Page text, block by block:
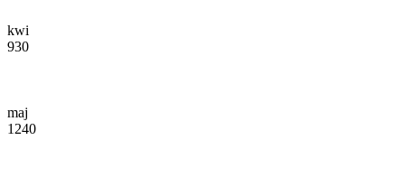
kwi
930
maj
1240